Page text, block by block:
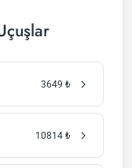
3649 ₺
10814 ₺